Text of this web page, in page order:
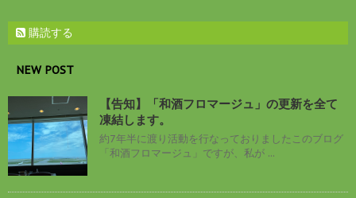
購読する
NEW POST
【告知】「和酒フロマージュ」の更新を全て
凍結します。
約7年半に渡り活動を行なっておりましたこのブログ
「和酒フロマージュ」ですが、私が ...